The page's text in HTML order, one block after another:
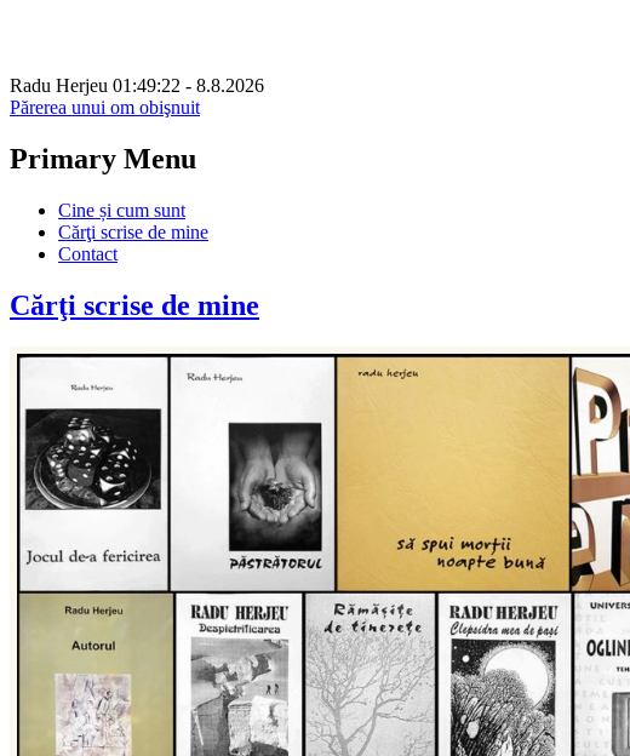
Radu Herjeu 01:49:22 - 8.8.2026
Părerea unui om obişnuit
Primary Menu
Skip
content
Cine și cum sunt
Cărţi scrise de mine
Contact
Cărţi scrise de mine